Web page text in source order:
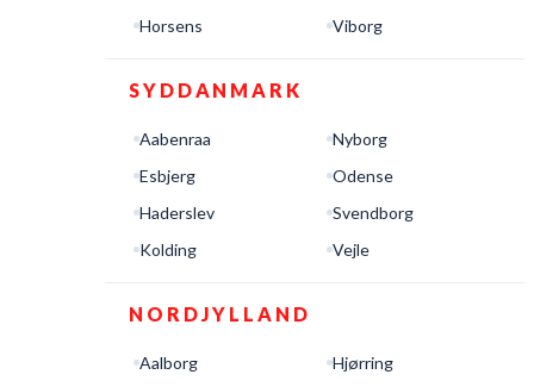
Horsens
Viborg
SYDDANMARK
Aabenraa
Esbjerg
Haderslev
Kolding
Nyborg
Odense
Svendborg
Vejle
NORDJYLLAND
Aalborg
Hjørring